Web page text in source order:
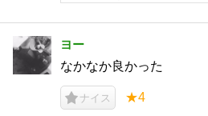
ヨー
なかなか良かった
ナイス ★4